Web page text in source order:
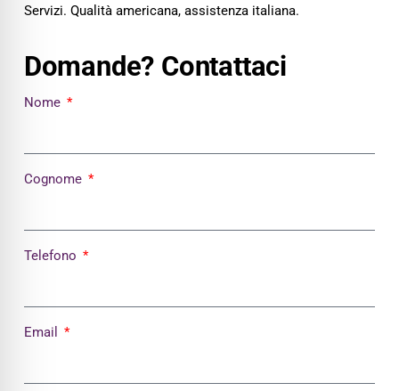
Servizi. Qualità americana, assistenza italiana.
Domande? Contattaci
Nome
Cognome
Telefono
Email